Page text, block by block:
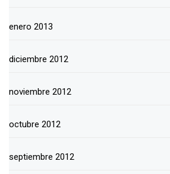
enero 2013
diciembre 2012
noviembre 2012
octubre 2012
septiembre 2012